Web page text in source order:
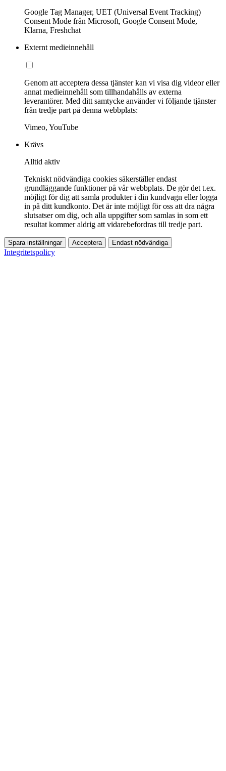
Google Tag Manager, UET (Universal Event Tracking)
Consent Mode från Microsoft, Google Consent Mode,
Klarna, Freshchat
Externt medieinnehåll
Genom att acceptera dessa tjänster kan vi visa dig videor eller
annat medieinnehåll som tillhandahålls av externa
leverantörer. Med ditt samtycke använder vi följande tjänster
från tredje part på denna webbplats:
Vimeo, YouTube
Krävs
Alltid aktiv
Tekniskt nödvändiga cookies säkerställer endast
grundläggande funktioner på vår webbplats. De gör det t.ex.
möjligt för dig att samla produkter i din kundvagn eller logga
in på ditt kundkonto. Det är inte möjligt för oss att dra några
slutsatser om dig, och alla uppgifter som samlas in som ett
resultat kommer aldrig att vidarebefordras till tredje part.
Spara inställningar Acceptera Endast nödvändiga
Integritetspolicy